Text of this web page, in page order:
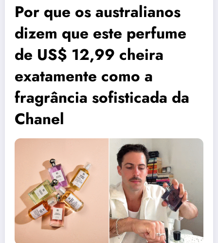
Por que os australianos
dizem que este perfume
de US$ 12,99 cheira
exatamente como a
fragrância sofisticada da
Chanel